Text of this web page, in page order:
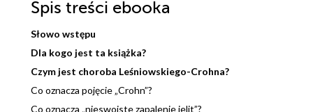
Spis treści ebooka
Słowo wstępu
Dla kogo jest ta książka?
Czym jest choroba Leśniowskiego-Crohna?
Co oznacza pojęcie „Crohn”?
Co oznacza „nieswoiste zapalenie jelit”?